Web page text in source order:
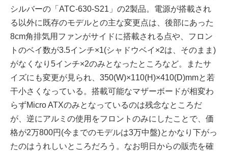
シルバーの「ATC-630-S21」の2製品。電源が搭載され
る以外に既存のモデルとの主な変更点は、後部にあった
8cm角排気用ファンがサイドに搭載される点や、フロン
トのベイ数が3.5インチ×1(シャドウベイ×2は、そのまま)
がなくなり5インチ×2のみとなったところなど。またサ
イズにも変更が見られ、350(W)×110(H)×410(D)mmと若
干小さくなっている。搭載可能なマザーボードが相変わ
らずMicro ATXのみとなっているのは残念なところだ
が、逆にアルミの使用をフロントのみにしたことで、価
格が2万800円(今までのモデルは3万中盤)とかなり下がっ
たのはうれしいところだろう。なお明日からの販売を確